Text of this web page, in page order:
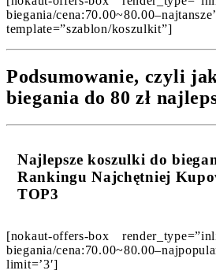
biegania/
template=”szablon/koszulkit”]
Podsumowanie, czyli
biegania do 80 zł
Najlepsze koszulki do
Rankingu Najchętniej
TOP3
[nokaut-offers-box
biegania/
limit=’3′]